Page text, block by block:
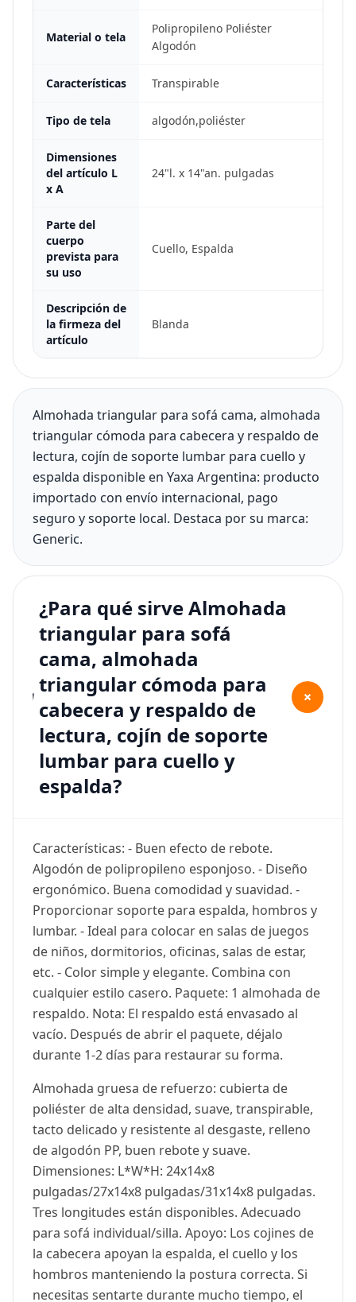
Material o tela
Polipropileno Poliéster
Algodón
Características Transpirable
Tipo de tela algodón,poliéster
Dimensiones
del artículo L
x A
24"l. x 14"an. pulgadas
Parte del
cuerpo
prevista para
su uso
Cuello, Espalda
Descripción de
la firmeza del
artículo
Blanda
Almohada triangular para sofá cama, almohada
triangular cómoda para cabecera y respaldo de
lectura, cojín de soporte lumbar para cuello y
espalda disponible en Yaxa Argentina: producto
importado con envío internacional, pago
seguro y soporte local. Destaca por su marca:
Generic.
¿Para qué sirve Almohada
triangular para sofá
cama, almohada
triangular cómoda para
cabecera y respaldo de
lectura, cojín de soporte
lumbar para cuello y
espalda?
+
Características: - Buen efecto de rebote.
Algodón de polipropileno esponjoso. - Diseño
ergonómico. Buena comodidad y suavidad. -
Proporcionar soporte para espalda, hombros y
lumbar. - Ideal para colocar en salas de juegos
de niños, dormitorios, oficinas, salas de estar,
etc. - Color simple y elegante. Combina con
cualquier estilo casero. Paquete: 1 almohada de
respaldo. Nota: El respaldo está envasado al
vacío. Después de abrir el paquete, déjalo
durante 1-2 días para restaurar su forma.
Almohada gruesa de refuerzo: cubierta de
poliéster de alta densidad, suave, transpirable,
tacto delicado y resistente al desgaste, relleno
de algodón PP, buen rebote y suave.
Dimensiones: L*W*H: 24x14x8
pulgadas/27x14x8 pulgadas/31x14x8 pulgadas.
Tres longitudes están disponibles. Adecuado
para sofá individual/silla. Apoyo: Los cojines de
la cabecera apoyan la espalda, el cuello y los
hombros manteniendo la postura correcta. Si
necesitas sentarte durante mucho tiempo, el